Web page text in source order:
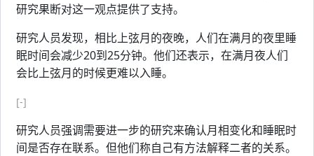
研究果断对这一观点提供了支持。
研究人员发现，相比上弦月的夜晚，人们在满月的夜里睡
眠时间会减少20到25分钟。他们还表示，在满月夜人们
会比上弦月的时候更难以入睡。
[-]
研究人员强调需要进一步的研究来确认月相变化和睡眠时
间是否存在联系。但他们称自己有方法解释二者的关系。